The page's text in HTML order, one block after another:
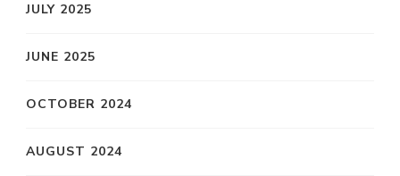
JULY 2025
JUNE 2025
OCTOBER 2024
AUGUST 2024